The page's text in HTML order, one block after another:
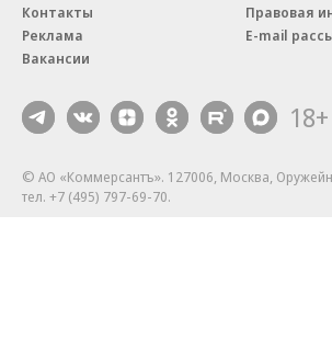
Контакты
Реклама
Вакансии
Правовая
E-mail
18+
© АО «Коммерсантъ». 127006, Москва,
тел. +7 (495) 797-69-70.